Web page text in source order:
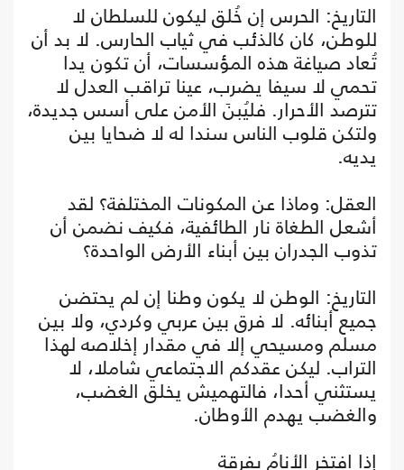
التاريخ: الحرس إن خُلق ليكون للسلطان لا
للوطن، كان كالذئب في ثياب الحارس. لا بد أن
تُعاد صياغة هذه المؤسسات، أن تكون يدا
تحمي لا سيفا يضرب، عينا تراقب العدل لا
تترصد الأحرار. فليُبنَ الأمن على أسس جديدة،
ولتكن قلوب الناس سندا له لا ضحايا بين
يديه.
العقل: وماذا عن المكونات المختلفة؟ لقد
أشعل الطغاة نار الطائفية، فكيف نضمن أن
تذوب الجدران بين أبناء الأرض الواحدة؟
التاريخ: الوطن لا يكون وطنا إن لم يحتضن
جميع أبنائه. لا فرق بين عربي وكردي، ولا بين
مسلم ومسيحي إلا في مقدار إخلاصه لهذا
التراب. ليكن عقدكم الاجتماعي شاملا، لا
يستثني أحدا، فالتهميش يخلق الغضب،
والغضب يهدم الأوطان.
إذا افتخر الأنامُ بفرقةٍ